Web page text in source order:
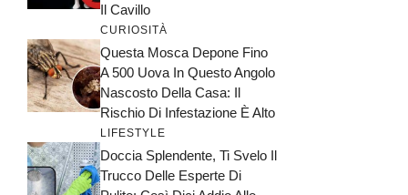
Il Cavillo
CURIOSITÀ
Questa Mosca Depone Fino
A 500 Uova In Questo Angolo
Nascosto Della Casa: Il
Rischio Di Infestazione È Alto
LIFESTYLE
Doccia Splendente, Ti Svelo Il
Trucco Delle Esperte Di